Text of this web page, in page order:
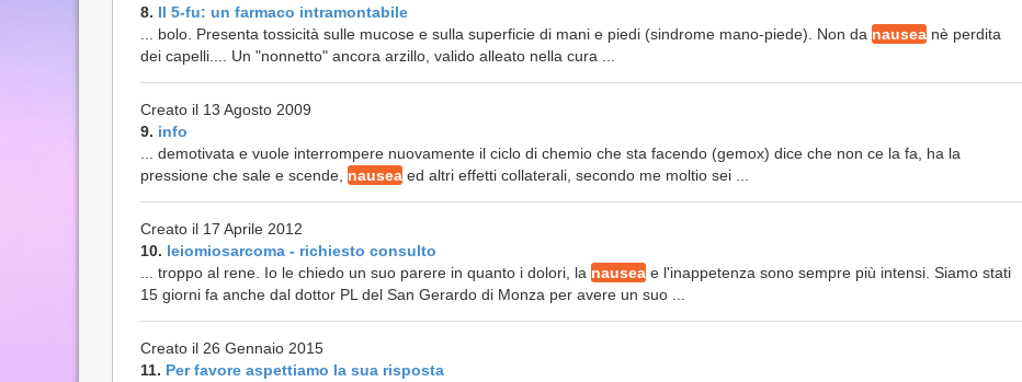
8. Il 5-fu: un farmaco intramontabile
... bolo. Presenta tossicità sulle mucose e sulla superficie di mani e piedi (sindrome mano-piede). Non da nausea nè perdita
dei capelli.... Un "nonnetto" ancora arzillo, valido alleato nella cura ...
Creato il 13 Agosto 2009
9. info
... demotivata e vuole interrompere nuovamente il ciclo di chemio che sta facendo (gemox) dice che non ce la fa, ha la
pressione che sale e scende, nausea ed altri effetti collaterali, secondo me moltio sei ...
Creato il 17 Aprile 2012
10. leiomiosarcoma - richiesto consulto
... troppo al rene. Io le chiedo un suo parere in quanto i dolori, la nausea e l'inappetenza sono sempre più intensi. Siamo stati
15 giorni fa anche dal dottor PL del San Gerardo di Monza per avere un suo ...
Creato il 26 Gennaio 2015
11. Per favore aspettiamo la sua risposta